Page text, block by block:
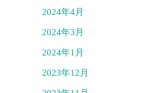
2024年4月
2024年3月
2024年1月
2023年12月